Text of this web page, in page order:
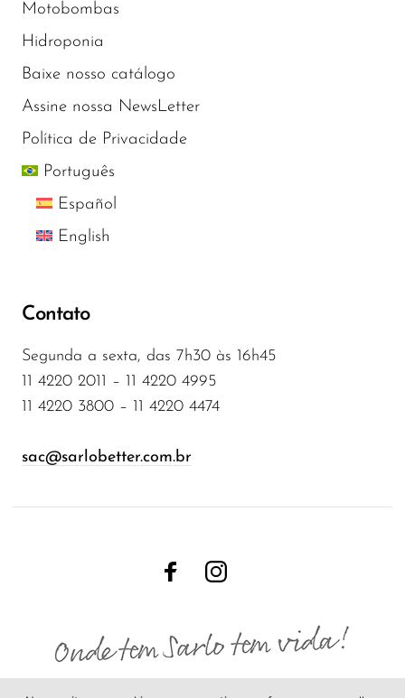
Motobombas
Hidroponia
Baixe nosso catálogo
Assine nossa NewsLetter
Política de Privacidade
Português
Español
English
Contato
Segunda a sexta, das 7h30 às 16h45
11 4220 2011 – 11 4220 4995
11 4220 3800 – 11 4220 4474
sac@sarlobetter.com.br